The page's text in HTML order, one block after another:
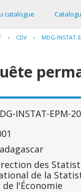
catalogue
› CDV › MDG-INSTAT-
INSTAT-EPM-
des
de la
de l'Économie